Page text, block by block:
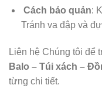
Cách bảo quản:
Tránh va đập và
Liên hệ Chúng tôi để
Balo – Túi xách –
từng chi tiết.